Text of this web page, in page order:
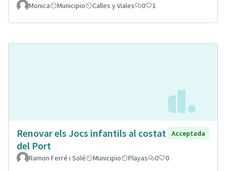
Monica Municipio Calles y Viales 0 1
Renovar els Jocs infantils al costat
del Port
Acceptada
Ramon Ferré i Solé Municipio Playas 0 0